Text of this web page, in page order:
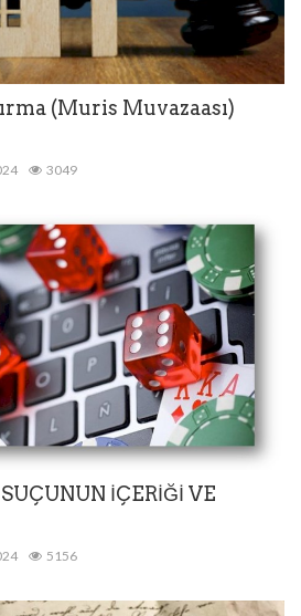
(Muris Muvazaası)
3049
İÇERİĞİ VE
5156